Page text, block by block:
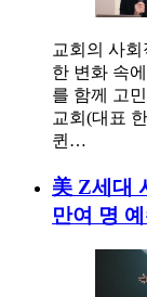
교회의 사
한 변화 속
를 함께 고
교회(대표
퀸…
美 Z세대
만여 명